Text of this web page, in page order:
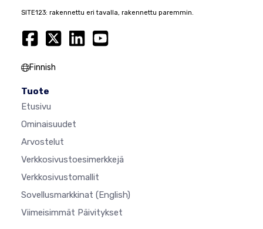
SITE123: rakennettu eri tavalla, rakennettu paremmin.
Finnish
Tuote
Etusivu
Ominaisuudet
Arvostelut
Verkkosivustoesimerkkejä
Verkkosivustomallit
Sovellusmarkkinat (English)
Viimeisimmät Päivitykset